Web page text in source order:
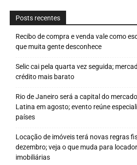
Posts recentes
Recibo de compra e venda vale como
que muita gente desconhece
Selic cai pela quarta vez seguida;
crédito mais barato
Rio de Janeiro será a capital do
Latina em agosto; evento reúne
países
Locação de imóveis terá novas regras
dezembro; veja o que muda para
imobiliárias